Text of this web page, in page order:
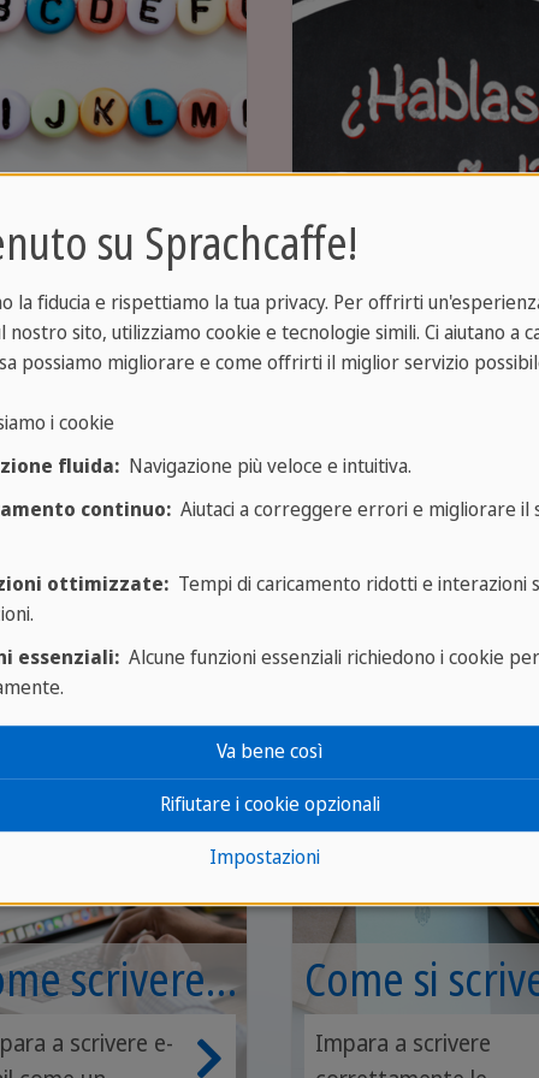
qui
spagnolo
le
e le parole.
Frasi per
principianti
Impara frasi utili che
ti aiuteranno a
chiaramente con chi
parla spagnolo.
spagnolo per i livelli
scrivere
mail
a scrivere e-
Come si
una lettera
Impara a scrivere
su Sprachcaffe!
la fiducia e rispettiamo la tua privacy. Per offrirti
nostro sito, utilizziamo cookie e tecnologie simili. Ci aiutano a
possiamo migliorare e come offrirti il miglior servizio
i cookie
fluida:Navigazione più veloce e intuitiva.
continuo:Aiutaci a correggere errori e migliorare il
ottimizzate:Tempi di caricamento ridotti e interazioni
essenziali:Alcune funzioni essenziali richiedono i cookie
Impostazioni
Rifiutare i cookie opzionali
Va bene così